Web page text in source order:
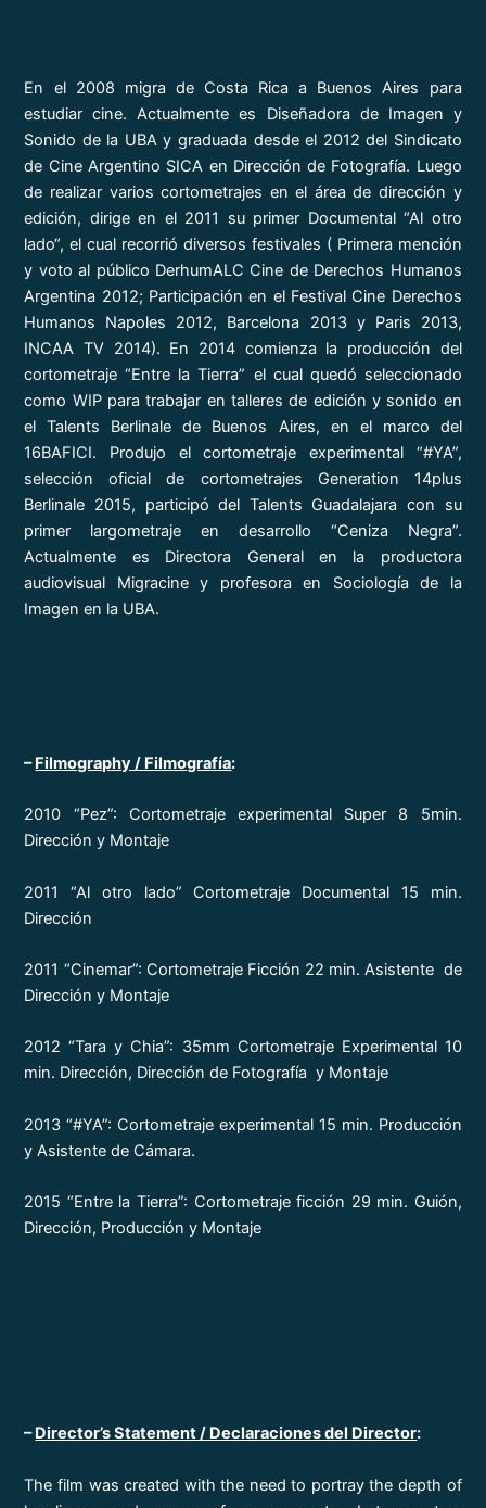
En el 2008 migra de Costa Rica a Buenos Aires para
estudiar cine. Actualmente es Diseñadora de Imagen y
Sonido de la UBA y graduada desde el 2012 del Sindicato
de Cine Argentino SICA en Dirección de Fotografía. Luego
de realizar varios cortometrajes en el área de dirección y
edición, dirige en el 2011 su primer Documental “Al otro
lado“, el cual recorrió diversos festivales ( Primera mención
y voto al público DerhumALC Cine de Derechos Humanos
Argentina 2012; Participación en el Festival Cine Derechos
Humanos Napoles 2012, Barcelona 2013 y Paris 2013,
INCAA TV 2014). En 2014 comienza la producción del
cortometraje “Entre la Tierra” el cual quedó seleccionado
como WIP para trabajar en talleres de edición y sonido en
el Talents Berlinale de Buenos Aires, en el marco del
16BAFICI. Produjo el cortometraje experimental “#YA”,
selección oficial de cortometrajes Generation 14plus
Berlinale 2015, participó del Talents Guadalajara con su
primer largometraje en desarrollo “Ceniza Negra”.
Actualmente es Directora General en la productora
audiovisual Migracine y profesora en Sociología de la
Imagen en la UBA.
–Filmography / Filmografía:
2010 “Pez”: Cortometraje experimental Super 8 5min.
Dirección y Montaje
2011 “Al otro lado” Cortometraje Documental 15 min.
Dirección
2011 “Cinemar”: Cortometraje Ficción 22 min. Asistente de
Dirección y Montaje
2012 “Tara y Chia”: 35mm Cortometraje Experimental 10
min. Dirección, Dirección de Fotografía y Montaje
2013 “#YA”: Cortometraje experimental 15 min. Producción
y Asistente de Cámara.
2015 “Entre la Tierra”: Cortometraje ficción 29 min. Guión,
Dirección, Producción y Montaje
–Director’s Statement / Declaraciones del Director:
The film was created with the need to portray the depth of